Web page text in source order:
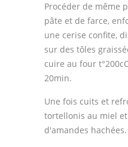
Procéder de même
pâte et de farce,
une cerise confite,
sur des tôles
cuire au four
20min.
Une fois cuits et
tortellonis au miel
d'amandes hachées.